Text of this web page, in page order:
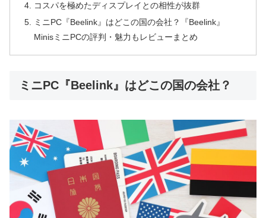
コスパを極めたディスプレイとの相性が抜群
ミニPC『Beelink』はどこの国の会社？『Beelink』‎
MinisミニPCの評判・魅力もレビューまとめ
ミニPC『Beelink』はどこの国の会社？